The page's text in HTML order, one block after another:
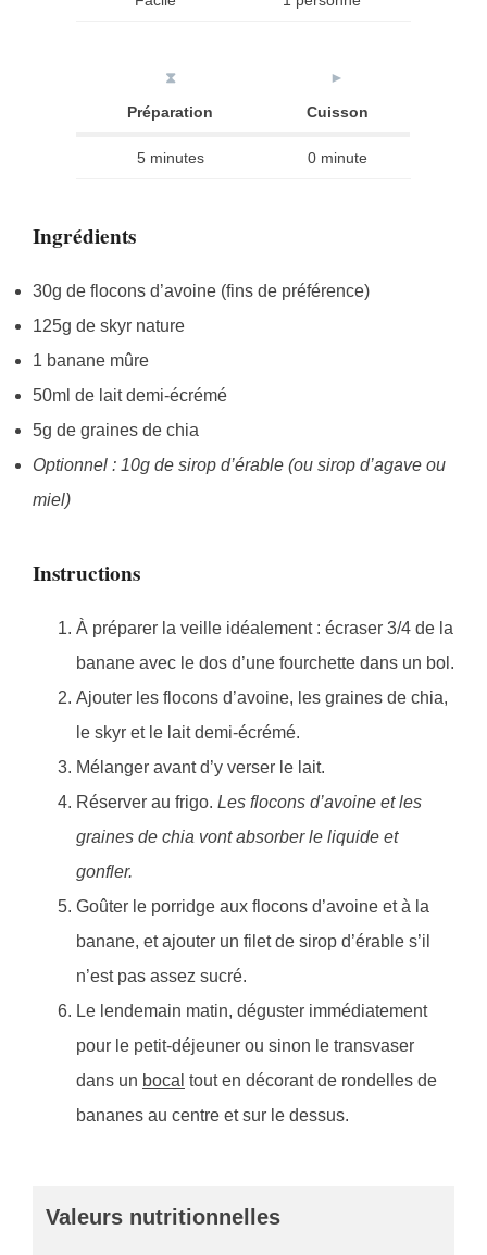
⧗
Préparation
►
Cuisson
5 minutes 0 minute
Ingrédients
30g de flocons d’avoine (fins de préférence)
125g de skyr nature
1 banane mûre
50ml de lait demi-écrémé
5g de graines de chia
Optionnel : 10g de sirop d’érable (ou sirop d’agave ou
miel)
Instructions
À préparer la veille idéalement : écraser 3/4 de la
banane avec le dos d’une fourchette dans un bol.
Ajouter les flocons d’avoine, les graines de chia,
le skyr et le lait demi-écrémé.
Mélanger avant d’y verser le lait.
Réserver au frigo. Les flocons d’avoine et les
graines de chia vont absorber le liquide et
gonfler.
Goûter le porridge aux flocons d’avoine et à la
banane, et ajouter un filet de sirop d’érable s’il
n’est pas assez sucré.
Le lendemain matin, déguster immédiatement
pour le petit-déjeuner ou sinon le transvaser
dans un bocal tout en décorant de rondelles de
bananes au centre et sur le dessus.
Valeurs nutritionnelles